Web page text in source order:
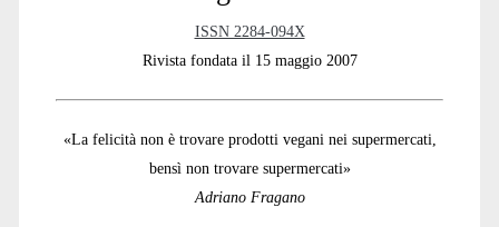
ISSN 2284-094X
Rivista fondata il 15 maggio 2007
«La felicità non è trovare prodotti vegani nei supermercati,
bensì non trovare supermercati»
Adriano Fragano